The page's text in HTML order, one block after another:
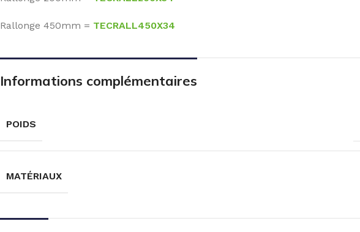
Rallonge 450mm = TECRALL450X34
Informations complémentaires
POIDS
MATÉRIAUX